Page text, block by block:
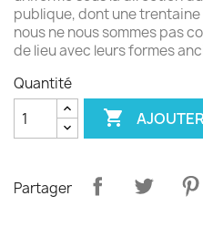
publique, dont une trentaine
nous ne nous sommes pas
de lieu avec leurs formes
Quantité

Partager